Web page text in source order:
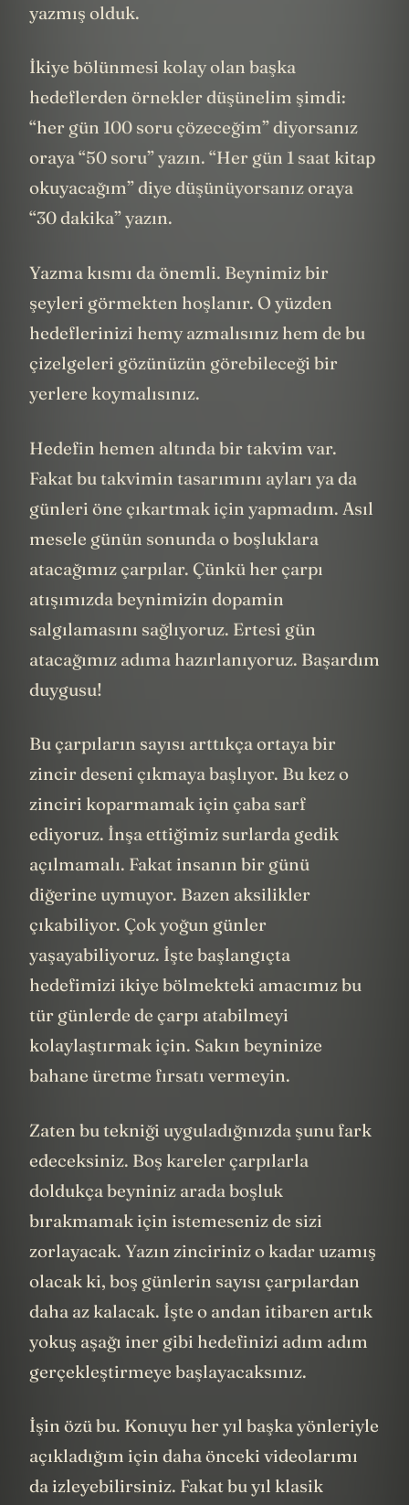
yazmış olduk.
İkiye bölünmesi kolay olan başka
hedeflerden örnekler düşünelim şimdi:
“her gün 100 soru çözeceğim” diyorsanız
oraya “50 soru” yazın. “Her gün 1 saat kitap
okuyacağım” diye düşünüyorsanız oraya
“30 dakika” yazın.
Yazma kısmı da önemli. Beynimiz bir
şeyleri görmekten hoşlanır. O yüzden
hedeflerinizi hemy azmalısınız hem de bu
çizelgeleri gözünüzün görebileceği bir
yerlere koymalısınız.
Hedefin hemen altında bir takvim var.
Fakat bu takvimin tasarımını ayları ya da
günleri öne çıkartmak için yapmadım. Asıl
mesele günün sonunda o boşluklara
atacağımız çarpılar. Çünkü her çarpı
atışımızda beynimizin dopamin
salgılamasını sağlıyoruz. Ertesi gün
atacağımız adıma hazırlanıyoruz. Başardım
duygusu!
Bu çarpıların sayısı arttıkça ortaya bir
zincir deseni çıkmaya başlıyor. Bu kez o
zinciri koparmamak için çaba sarf
ediyoruz. İnşa ettiğimiz surlarda gedik
açılmamalı. Fakat insanın bir günü
diğerine uymuyor. Bazen aksilikler
çıkabiliyor. Çok yoğun günler
yaşayabiliyoruz. İşte başlangıçta
hedefimizi ikiye bölmekteki amacımız bu
tür günlerde de çarpı atabilmeyi
kolaylaştırmak için. Sakın beyninize
bahane üretme fırsatı vermeyin.
Zaten bu tekniği uyguladığınızda şunu fark
edeceksiniz. Boş kareler çarpılarla
doldukça beyniniz arada boşluk
bırakmamak için istemeseniz de sizi
zorlayacak. Yazın zinciriniz o kadar uzamış
olacak ki, boş günlerin sayısı çarpılardan
daha az kalacak. İşte o andan itibaren artık
yokuş aşağı iner gibi hedefinizi adım adım
gerçekleştirmeye başlayacaksınız.
İşin özü bu. Konuyu her yıl başka yönleriyle
açıkladığım için daha önceki videolarımı
da izleyebilirsiniz. Fakat bu yıl klasik